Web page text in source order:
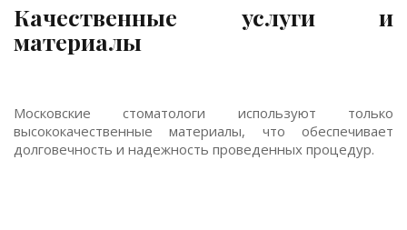
Качественные услуги и
материалы
Московские стоматологи используют только
высококачественные материалы, что обеспечивает
долговечность и надежность проведенных процедур.